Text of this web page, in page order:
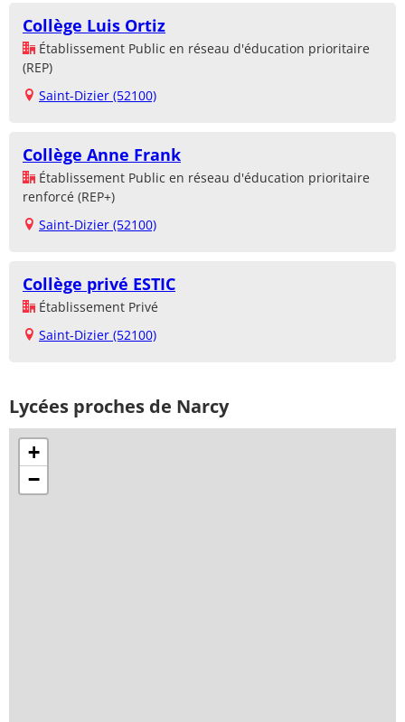
Collège Luis Ortiz
Établissement Public en réseau d'éducation prioritaire
(REP)
Saint-Dizier (52100)
Collège Anne Frank
Établissement Public en réseau d'éducation prioritaire
renforcé (REP+)
Saint-Dizier (52100)
Collège privé ESTIC
Établissement Privé
Saint-Dizier (52100)
Lycées proches de Narcy
+
−